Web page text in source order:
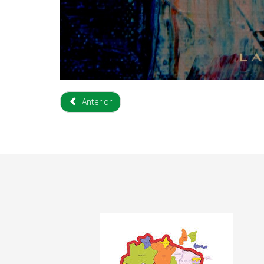
Anterior